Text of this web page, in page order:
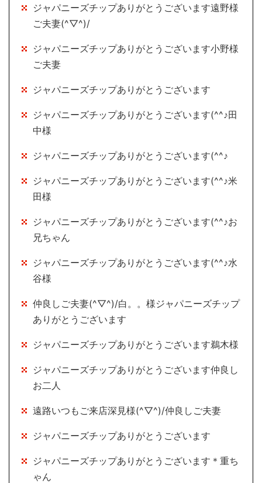
ジャパニーズチップありがとうございます遠野様
ご夫妻(^▽^)/
ジャパニーズチップありがとうございます小野様
ご夫妻
ジャパニーズチップありがとうございます
ジャパニーズチップありがとうございます(^^♪田
中様
ジャパニーズチップありがとうございます(^^♪
ジャパニーズチップありがとうございます(^^♪米
田様
ジャパニーズチップありがとうございます(^^♪お
兄ちゃん
ジャパニーズチップありがとうございます(^^♪水
谷様
仲良しご夫妻(^▽^)/白。。様ジャパニーズチップ
ありがとうございます
ジャパニーズチップありがとうございます鵜木様
ジャパニーズチップありがとうございます仲良し
お二人
遠路いつもご来店深見様(^▽^)/仲良しご夫妻
ジャパニーズチップありがとうございます
ジャパニーズチップありがとうございます＊重ち
ゃん